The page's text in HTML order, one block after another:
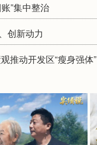
”集中整治
创新动力
推动开发区“瘦身强体”